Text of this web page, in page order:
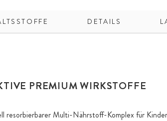
DETAILS
PREMIUM WIRKSTOFFE
resorbierbarer Multi-Nährstoff-Komplex für Kinder